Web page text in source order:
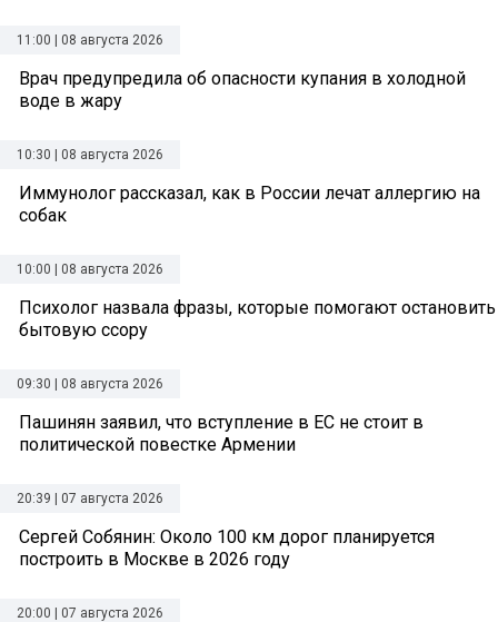
11:00 | 08 августа 2026
Врач предупредила об опасности купания в холодной
воде в жару
10:30 | 08 августа 2026
Иммунолог рассказал, как в России лечат аллергию на
собак
10:00 | 08 августа 2026
Психолог назвала фразы, которые помогают остановить
бытовую ссору
09:30 | 08 августа 2026
Пашинян заявил, что вступление в ЕС не стоит в
политической повестке Армении
20:39 | 07 августа 2026
Сергей Собянин: Около 100 км дорог планируется
построить в Москве в 2026 году
20:00 | 07 августа 2026